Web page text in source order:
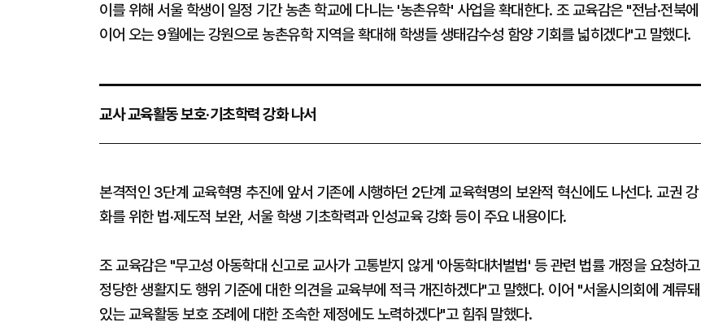
이를 위해 서울 학생이 일정 기간 농촌 학교에 다니는 '농촌유학' 사업을 확대한다. 조 교육감은 "전남·전북에
이어 오는 9월에는 강원으로 농촌유학 지역을 확대해 학생들 생태감수성 함양 기회를 넓히겠다"고 말했다.
교사 교육활동 보호·기초학력 강화 나서
본격적인 3단계 교육혁명 추진에 앞서 기존에 시행하던 2단계 교육혁명의 보완적 혁신에도 나선다. 교권 강
화를 위한 법·제도적 보완, 서울 학생 기초학력과 인성교육 강화 등이 주요 내용이다.
조 교육감은 "무고성 아동학대 신고로 교사가 고통받지 않게 '아동학대처벌법' 등 관련 법률 개정을 요청하고
정당한 생활지도 행위 기준에 대한 의견을 교육부에 적극 개진하겠다"고 말했다. 이어 "서울시의회에 계류돼
있는 교육활동 보호 조례에 대한 조속한 제정에도 노력하겠다"고 힘줘 말했다.